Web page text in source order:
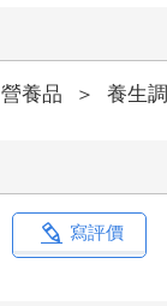
養品 ＞ 養生
寫評價